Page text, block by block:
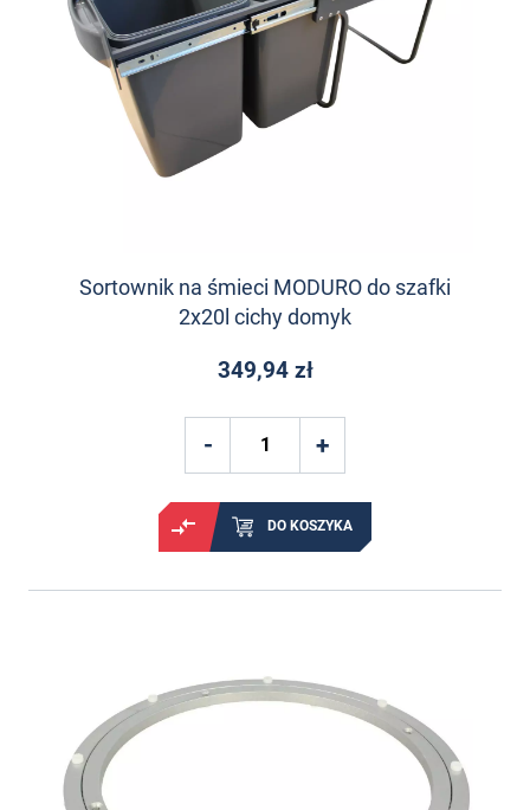
Sortownik na śmieci MODURO do szafki
2x20l cichy domyk
349,94 zł
DO KOSZYKA